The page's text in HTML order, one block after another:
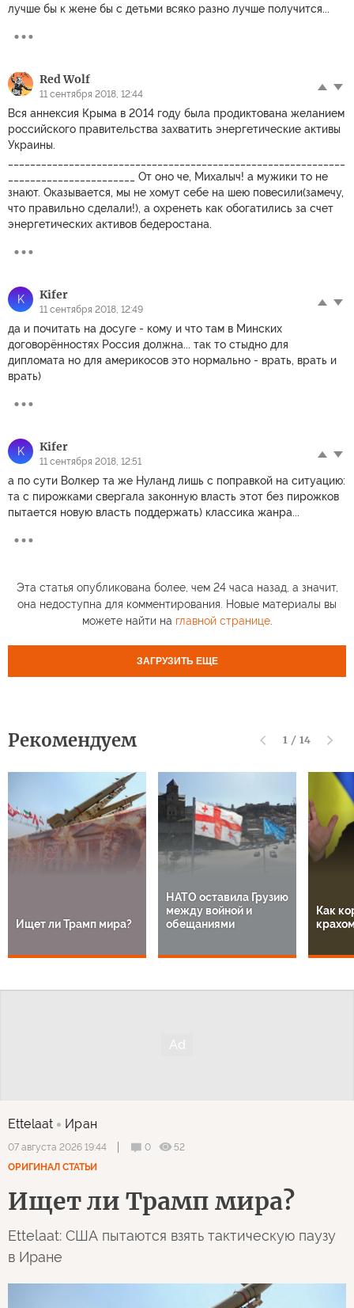
лучше бы к жене бы с детьми всяко разно лучше получится...
Red Wolf
11 сентября 2018, 12:44
Вся аннексия Крыма в 2014 году была продиктована желанием
российского правительства захватить энергетические активы
Украины.
_______________________ От оно че, Михалыч! а мужики то не
знают. Оказывается, мы не хомут себе на шею повесили(замечу,
что правильно сделали!), а охренеть как обогатились за счет
энергетических активов бедеростана.
K Kifer
11 сентября 2018, 12:49
да и почитать на досуге - кому и что там в Минских
договорённостях Россия должна... так то стыдно для
дипломата но для америкосов это нормально - врать, врать и
врать)
K Kifer
11 сентября 2018, 12:51
а по сути Волкер та же Нуланд лишь с поправкой на ситуацию:
та с пирожками свергала законную власть этот без пирожков
пытается новую власть поддержать) классика жанра...
Эта статья опубликована более, чем 24 часа назад, а значит,
она недоступна для комментирования. Новые материалы вы
можете найти на главной странице.
ЗАГРУЗИТЬ ЕЩЕ
Рекомендуем 1 / 14
Ищет ли Трамп мира?
НАТО оставила Грузию
между войной и
обещаниями
Как
Ettelaat Иран
07 августа 2026 19:44 0
52
ОРИГИНАЛ СТАТЬИ
Ищет ли Трамп мира?
Ettelaat: США пытаются взять тактическую паузу
в Иране